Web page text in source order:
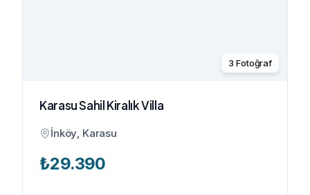
3 Fotoğraf
Karasu Sahil Kiralık Villa
İnköy, Karasu
₺29.390